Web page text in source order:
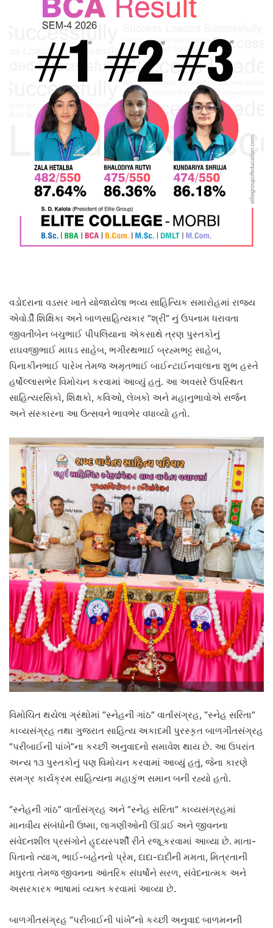
વડોદરાના વડસર ખાતે યોજાયેલા ભવ્ય સાહિત્યિક સમારોહમાં રાજ્ય
એવોર્ડી શિક્ષિકા અને બાળસાહિત્યકાર “શ્રી” નું ઉપનામ ધરાવતા
જીવતીબેન બચુભાઈ પીપલિયાના એકસાથે ત્રણ પુસ્તકોનું
રાઘવજીભાઈ માધડ સાહેબ, ભગીરથભાઈ બ્રહ્મભટ્ટ સાહેબ,
પિનાકીનભાઈ પારેખ તેમજ અમૃતભાઈ બાઈન્ટાઈનવાલાના શુભ હસ્તે
હર્ષોલ્લાસભેર વિમોચન કરવામાં આવ્યું હતું. આ અવસરે ઉપસ્થિત
સાહિત્યરસિકો, શિક્ષકો, કવિઓ, લેખકો અને મહાનુભાવોએ સર્જન
અને સંસ્કારના આ ઉત્સવને ભાવભેર વધાવ્યો હતો.
વિમોચિત થયેલા ગ્રંથોમાં “સ્નેહની ગાંઠ” વાર્તાસંગ્રહ, “સ્નેહ સરિતા”
કાવ્યસંગ્રહ તથા ગુજરાત સાહિત્ય અકાદમી પુરસ્કૃત બાળગીતસંગ્રહ
“પરીબાઈની પાંખે”ના કચ્છી અનુવાદનો સમાવેશ થાય છે. આ ઉપરાંત
અન્ય ૧૩ પુસ્તકોનું પણ વિમોચન કરવામાં આવ્યું હતું, જેના કારણે
સમગ્ર કાર્યક્રમ સાહિત્યના મહાકુંભ સમાન બની રહ્યો હતો.
“સ્નેહની ગાંઠ” વાર્તાસંગ્રહ અને “સ્નેહ સરિતા” કાવ્યસંગ્રહમાં
માનવીય સંબંધોની ઉષ્મા, લાગણીઓની ઊંડાઈ અને જીવનના
સંવેદનશીલ પ્રસંગોને હૃદયસ્પર્શી રીતે રજૂ કરવામાં આવ્યા છે. માતા-
પિતાનો ત્યાગ, ભાઈ-બહેનનો પ્રેમ, દાદા-દાદીની મમતા, મિત્રતાની
મધુરતા તેમજ જીવનના આંતરિક સંઘર્ષોને સરળ, સંવેદનાત્મક અને
અસરકારક ભાષામાં વ્યક્ત કરવામાં આવ્યા છે.
બાળગીતસંગ્રહ “પરીબાઈની પાંખે”નો કચ્છી અનુવાદ બાળમનની